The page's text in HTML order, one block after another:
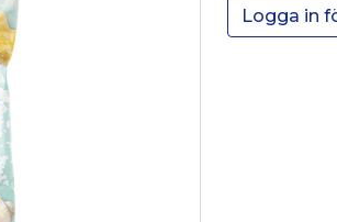
Logga in